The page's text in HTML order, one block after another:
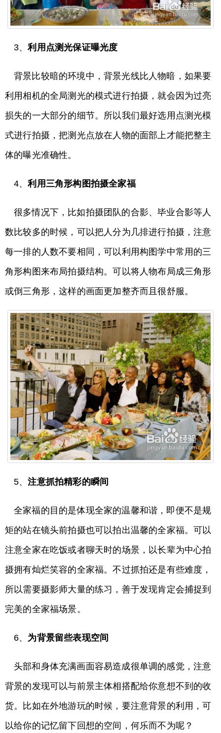
3、利用点测光保证曝光度
背景比较暗的环境中，背景光线比人物暗，如果要
利用相机的全局测光的模式进行拍摄，就会因为过亮
损失的一大部分的细节。所以我们最好选用点测光模
式进行拍摄，把测光点放在人物的面部上才能把整主
体的曝光准确性。
4、利用三角形构图拍摄全家福
很多情况下，比如拍摄团队的合影、毕业合影等人
数比较多的时候，可以把人分为几排进行拍摄，注意
每一排的人数不要相同，可以利用构图学中常用的三
角形构图来布局拍摄结构。可以将人物布局成三角形
或倒三角形，这样的画面更加整齐而且很舒服。
5、注意抓拍精彩的瞬间
全家福的目的是体现全家的温馨和谐，即便不是规
矩的站在镜头前拍摄也可以拍出温馨的全家福。可以
注意全家在吃饭或者聊天时的场景，以长辈为中心拍
摄拥有灿烂笑容的全家福。不过抓拍还是有些难度，
所以需要摄影师大量的练习，善于发现肯定会捕捉到
完美的全家福场景。
6、 为背景留些表现空间
头部和身体充满画面容易造成很单调的感觉，注意
背景的发现可以与前景主体相搭配给你意想不到的收
货。比如在外地游玩的时候，要注意背景的利用，可
以给你的记忆留下回想的空间，何乐而不为呢？